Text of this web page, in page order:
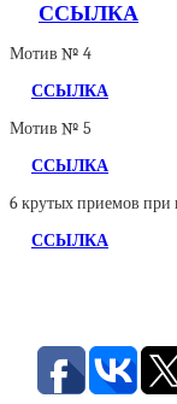
ССЫЛКА
Мотив № 4
ССЫЛКА
Мотив № 5
ССЫЛКА
6 крутых приемов при
ССЫЛКА